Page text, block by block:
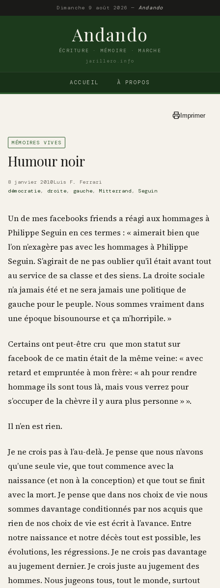
Dimanche 9 août 2026 — Andando
Andando
ÉCRITURE · MÉMOIRE · MARCHE
jarillero.info
ACCUEIL À PROPOS
Imprimer
MÉMOIRES VIVES
Humour noir
8 janvier 2010Luis F. Ferrari
démocratie, droite, gauche, Mitterrand , Seguin
Un de mes facebooks friends a réagi aux hommages à
Philippe Seguin en ces termes : « aimerait bien que
l’on n’exagère pas avec les hommages à Philippe
Seguin. S’agirait de ne pas oublier qu’il était avant tout
au service de sa classe et des siens. La droite sociale
n’a jamais été et ne sera jamais une politique de
gauche pour le peuple. Nous sommes vraiment dans
une époque bisounourse et ça m’horripile. »
Certains ont peut-être cru que mon statut sur
facebook de ce matin était de la même veine: « avec
retard et empruntée à mon frère: « ah pour rendre
hommage ils sont tous là, mais vous verrez pour
s’occuper de la chèvre il y aura plus personne » ».
Il n’en est rien.
Je ne crois pas à l’au-delà. Je pense que nous n’avons
qu’une seule vie, que tout commence avec la
naissance (et non à la conception) et que tout se finit
avec la mort. Je pense que dans nos choix de vie nous
sommes davantage conditionnés par nos acquis que
rien de nos choix de vie est écrit à l’avance. Entre
notre naissance et notre décès tout est possible, les
évolutions, les régressions. Je ne crois pas davantage
au jugement dernier. Je crois juste au jugement des
hommes. Nous jugeons tous, tout le monde, surtout